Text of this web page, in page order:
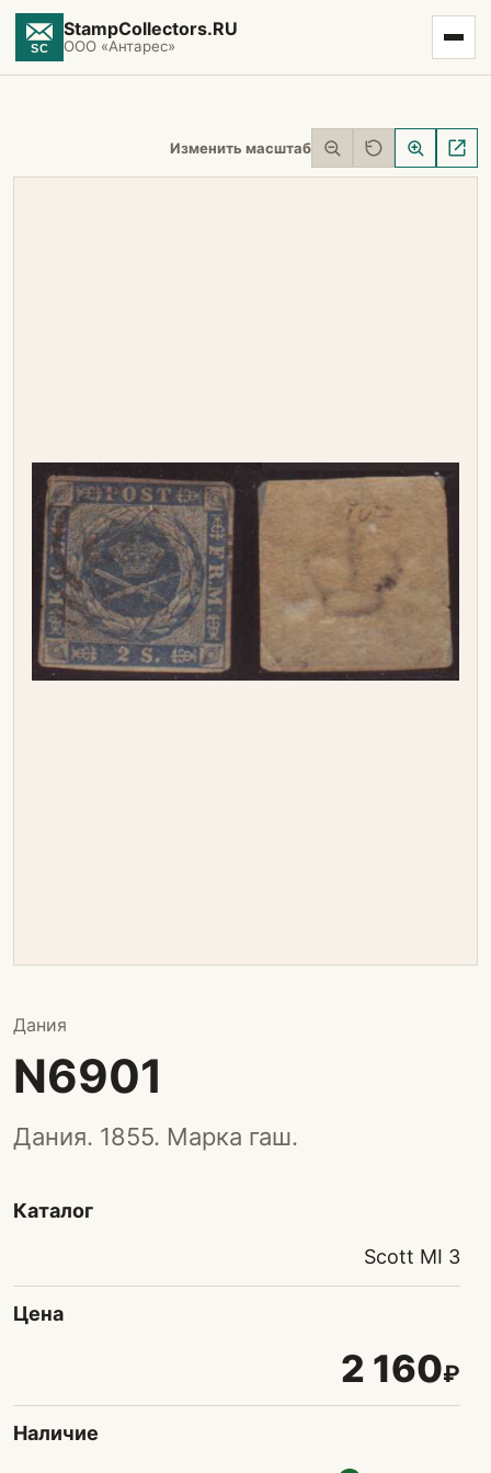
StampCollectors.RU
ООО «Антарес»
Изменить масштаб
Дания
N6901
Дания. 1855. Марка гаш.
Каталог
Scott MI 3
Цена
2 160₽
Наличие